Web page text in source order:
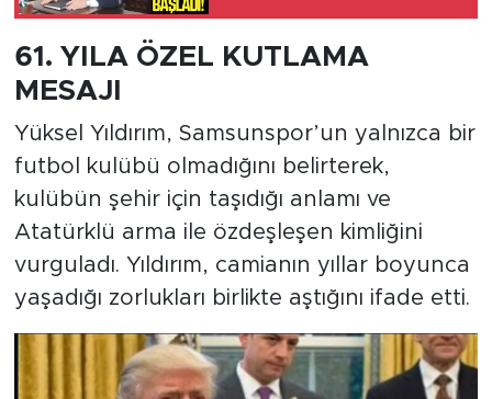
61. YILA ÖZEL KUTLAMA
MESAJI
Yüksel Yıldırım, Samsunspor’un yalnızca bir
futbol kulübü olmadığını belirterek,
kulübün şehir için taşıdığı anlamı ve
Atatürklü arma ile özdeşleşen kimliğini
vurguladı. Yıldırım, camianın yıllar boyunca
yaşadığı zorlukları birlikte aştığını ifade etti.